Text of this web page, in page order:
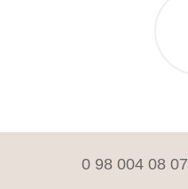
0 98 004 08 07